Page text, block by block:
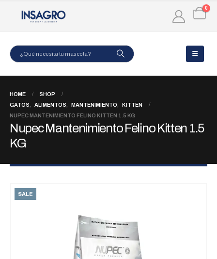
0
HOME
SHOP
GATOS
ALIMENTOS MANTENIMIENTO
KITTEN
NUPEC MANTENIMIENTO FELINO KITTEN 1.5 KG
Nupec Mantenimiento Felino Kitten 1.5
KG
SALE